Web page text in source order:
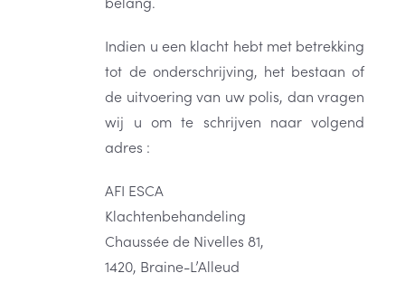
Indien u een klacht hebt met betrekking
tot de onderschrijving, het bestaan of
de uitvoering van uw polis, dan vragen
wij u om te schrijven naar volgend
adres :
AFI ESCA
Klachtenbehandeling
Chaussée de Nivelles 81,
1420, Braine-L’Alleud